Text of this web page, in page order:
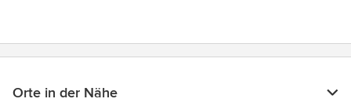
Orte in der Nähe